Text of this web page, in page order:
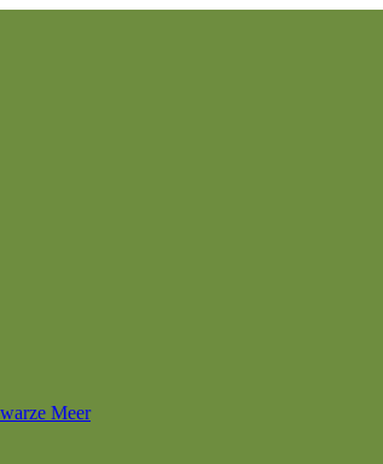
Meer